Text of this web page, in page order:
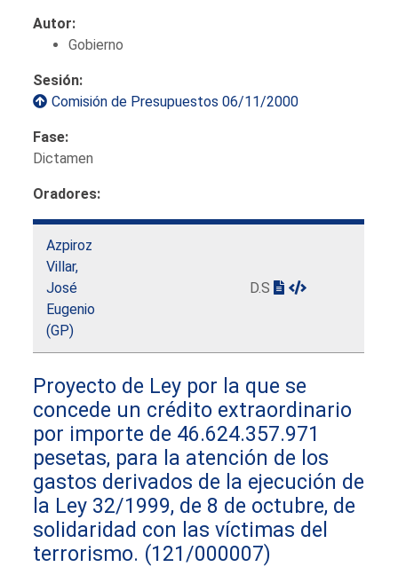
Autor:
Gobierno
Sesión:
Comisión de Presupuestos 06/11/2000
Fase:
Dictamen
Oradores:
Azpiroz
Villar,
José
Eugenio
(GP)
D.S
Proyecto de Ley por la que se
concede un crédito extraordinario
por importe de 46.624.357.971
pesetas, para la atención de los
gastos derivados de la ejecución de
la Ley 32/1999, de 8 de octubre, de
solidaridad con las víctimas del
terrorismo. (121/000007)